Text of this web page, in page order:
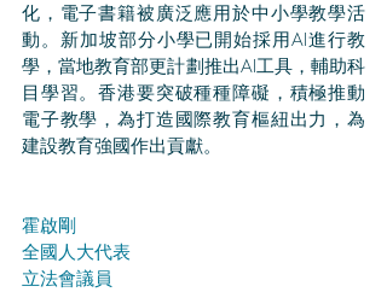
化，電子書籍被廣泛應用於中小學教學活
動。新加坡部分小學已開始採用AI進行教
學，當地教育部更計劃推出AI工具，輔助科
目學習。香港要突破種種障礙，積極推動
電子教學，為打造國際教育樞紐出力，為
建設教育強國作出貢獻。
霍啟剛
全國人大代表
立法會議員